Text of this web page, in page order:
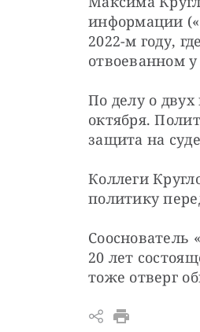
информации
2022-м году,
отвоеванном
По делу о двух
октября.
защита на
Коллеги
политику
Сооснователь
20 лет
тоже отверг